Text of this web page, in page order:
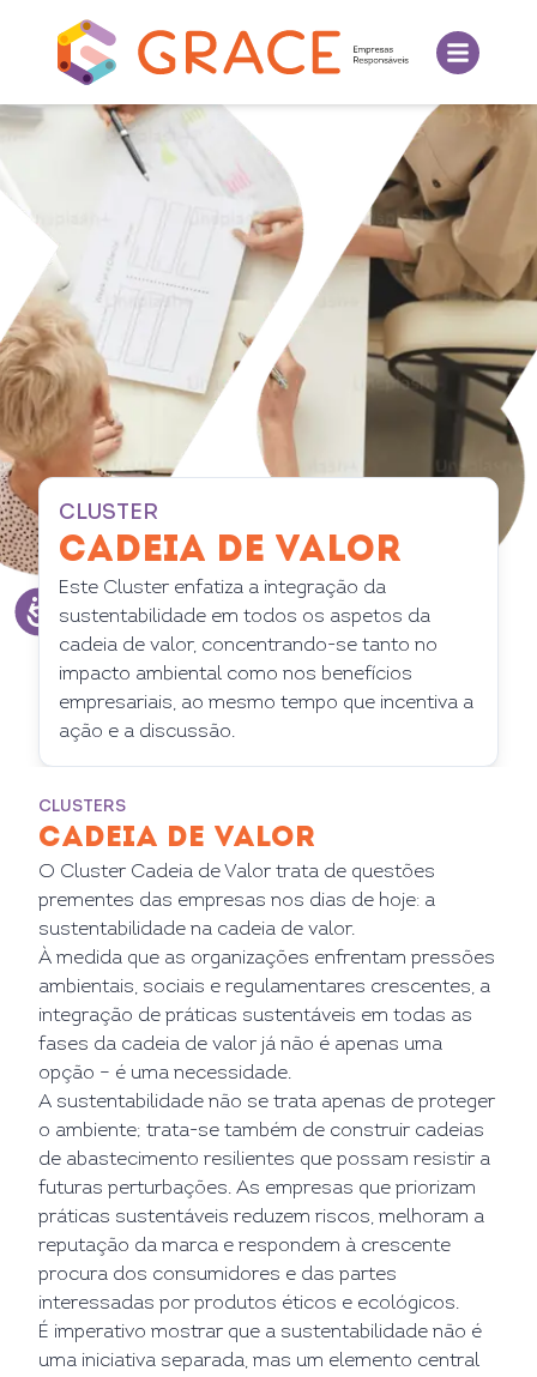
CLUSTER
CADEIA DE VALOR
Este Cluster enfatiza a integração da
sustentabilidade em todos os aspetos da
cadeia de valor, concentrando-se tanto no
impacto ambiental como nos benefícios
empresariais, ao mesmo tempo que incentiva a
ação e a discussão.
CLUSTERS
CADEIA DE VALOR
O Cluster Cadeia de Valor trata de questões
prementes das empresas nos dias de hoje: a
sustentabilidade na cadeia de valor.
À medida que as organizações enfrentam pressões
ambientais, sociais e regulamentares crescentes, a
integração de práticas sustentáveis em todas as
fases da cadeia de valor já não é apenas uma
opção – é uma necessidade.
A sustentabilidade não se trata apenas de proteger
o ambiente; trata-se também de construir cadeias
de abastecimento resilientes que possam resistir a
futuras perturbações. As empresas que priorizam
práticas sustentáveis reduzem riscos, melhoram a
reputação da marca e respondem à crescente
procura dos consumidores e das partes
interessadas por produtos éticos e ecológicos.
É imperativo mostrar que a sustentabilidade não é
uma iniciativa separada, mas um elemento central